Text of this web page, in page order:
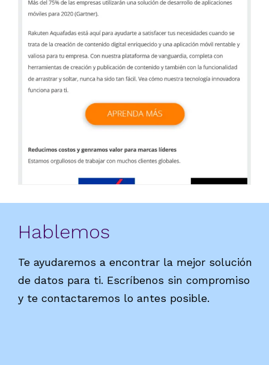
Hablemos
Te ayudaremos a encontrar la mejor solución
de datos para ti. Escríbenos sin compromiso
y te contactaremos lo antes posible.